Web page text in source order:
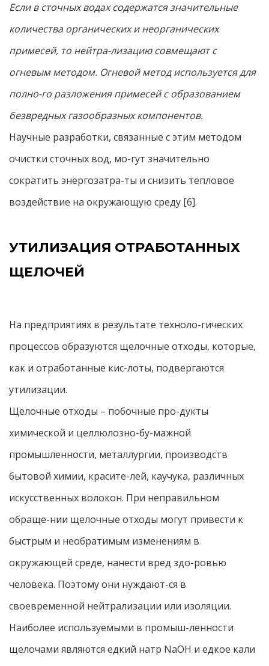
Если в сточных водах содержатся значительные
количества органических и неорганических
примесей, то нейтра-лизацию совмещают с
огневым методом. Огневой метод используется для
полно-го разложения примесей с образованием
безвредных газообразных компонентов.
Научные разработки, связанные с этим методом
очистки сточных вод, мо-гут значительно
сократить энергозатра-ты и снизить тепловое
воздействие на окружающую среду [6].
УТИЛИЗАЦИЯ ОТРАБОТАННЫХ
ЩЕЛОЧЕЙ
На предприятиях в результате техноло-гических
процессов образуются щелочные отходы, которые,
как и отработанные кис-лоты, подвергаются
утилизации.
Щелочные отходы – побочные про-дукты
химической и целлюлозно-бу-мажной
промышленности, металлургии, производств
бытовой химии, красите-лей, каучука, различных
искусственных волокон. При неправильном
обраще-нии щелочные отходы могут привести к
быстрым и необратимым изменениям в
окружающей среде, нанести вред здо-ровью
человека. Поэтому они нуждают-ся в
своевременной нейтрализации или изоляции.
Наиболее используемыми в промыш-ленности
щелочами являются едкий натр NaOH и едкое кали